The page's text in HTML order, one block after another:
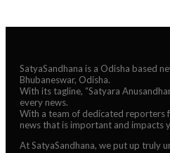
SatyaSandhana is a Odisha based
Bhubaneswar, Odisha.
With its tagline, “Satyara
every news.
With a team of dedicated reporters
news that is important and impacts
At SatyaSandhana, we put up truly